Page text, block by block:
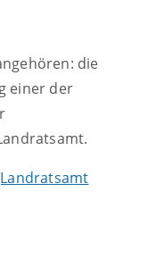
die
einer der